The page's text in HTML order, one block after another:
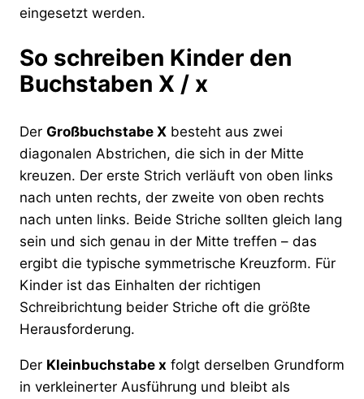
eingesetzt werden.
So schreiben Kinder den
Buchstaben X / x
Der Großbuchstabe X besteht aus zwei
diagonalen Abstrichen, die sich in der Mitte
kreuzen. Der erste Strich verläuft von oben links
nach unten rechts, der zweite von oben rechts
nach unten links. Beide Striche sollten gleich lang
sein und sich genau in der Mitte treffen – das
ergibt die typische symmetrische Kreuzform. Für
Kinder ist das Einhalten der richtigen
Schreibrichtung beider Striche oft die größte
Herausforderung.
Der Kleinbuchstabe x folgt derselben Grundform
in verkleinerter Ausführung und bleibt als